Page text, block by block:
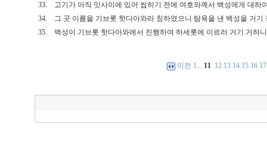
33.
고기가 아직 잇사이에 있어 씹히기 전에 여호와께서 백성에게 대
34.
그 곳 이름을 기브롯 핫다아와라 칭하였으니 탐욕을 낸 백성을 거
35.
백성이 기브롯 핫다아와에서 진행하여 하세롯에 이르러 거기 거하
이전 1... 11 12 13 14 15 16 17